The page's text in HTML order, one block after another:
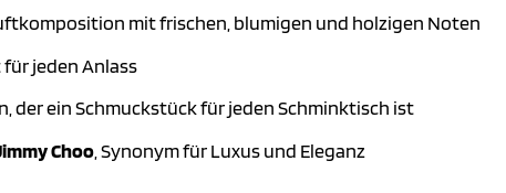
mit frischen, blumigen und holzigen Noten
jeden Anlass
der ein Schmuckstück für jeden Schminktisch ist
Choo, Synonym für Luxus und Eleganz